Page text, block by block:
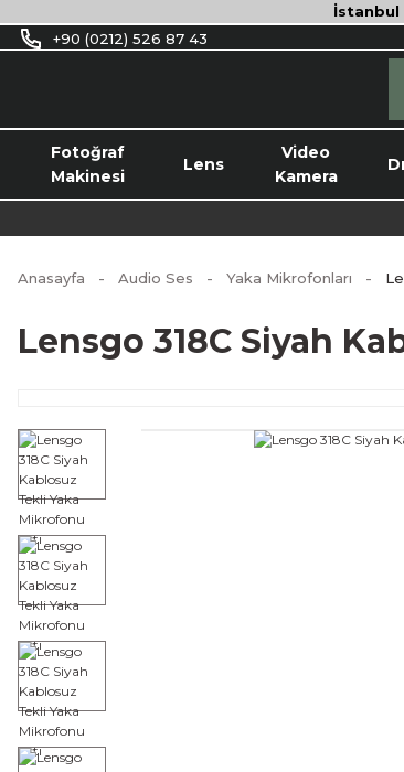
İstanbul
+90 (0212) 526 87 43
Fotoğraf
Makinesi
Lens
Video
Kamera
Anasayfa Audio Ses Yaka Mikrofonları
Lensgo 318C Siyah